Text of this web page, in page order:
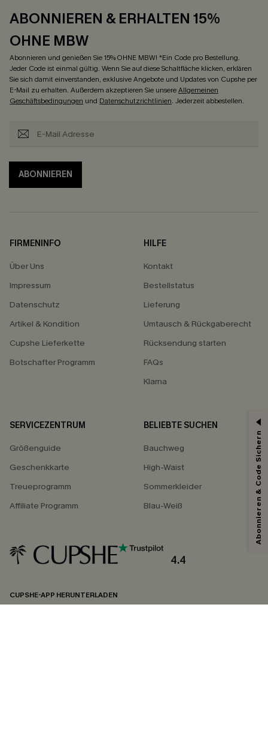
ABONNIEREN & ERHALTEN 15%
OHNE MBW
Abonnieren und genießen Sie 15% OHNE MBW! *Ein Code pro Bestellung.
Jeder Code ist einmal gültig. Wenn Sie auf diese Schaltfläche klicken, erklären
Sie sich damit einverstanden, exklusive Angebote und Updates von Cupshe per
E-Mail zu erhalten. Außerdem akzeptieren Sie unsereAllgemeinen
Geschäftsbedingungen und Datenschutzrichtlinien. Jederzeit abbestellen.
ABONNIEREN
FIRMENINFO
Über Uns
Impressum
Datenschutz
Artikel & Kondition
Cupshe Lieferkette
Botschafter Programm
HILFE
Kontakt
Bestellstatus
Lieferung
Umtausch & Rückgaberecht
Rücksendung starten
FAQs
Klarna
SERVICEZENTRUM
Größenguide
Geschenkkarte
Treueprogramm
Affiliate Programm
BELIEBTE SUCHEN
Bauchweg
High-Waist
Sommerkleider
Blau-Weiß
4.4
CUPSHE-APP HERUNTERLADEN
15% ERHALTEN
15% ohne MBW für E-Mail-Abonnenten.
*Ein Code pro Bestellung. Jeder Code ist einmal gültig.
undDatenschutzbestimmungen. Sie können sich jederzeit abmelden.
Abonnieren & Code Sichern